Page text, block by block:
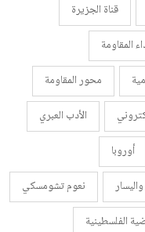
قناة الجزيرة
المقاومة
محور المقاومة
الأدب العبري
أوروبا
نعوم تشومسكي
الفلسطينية